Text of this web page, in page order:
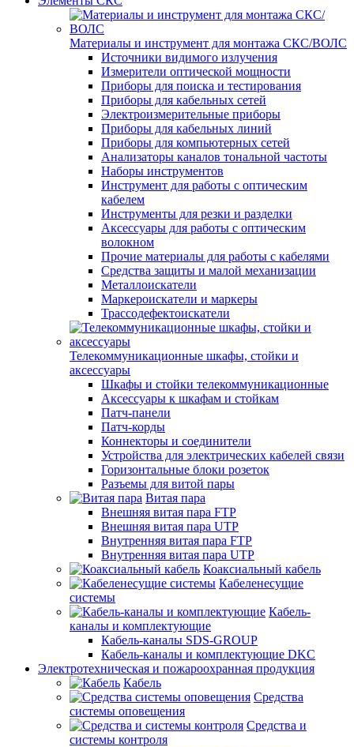
Материалы и инструмент для монтажа СКС/ВОЛС
Источники видимого излучения
Измерители оптической мощности
Приборы для поиска и тестирования
Приборы для кабельных сетей
Электроизмерительные приборы
Приборы для кабельных линий
Приборы для компьютерных сетей
Анализаторы каналов тональной частоты
Наборы инструментов
Инструмент для работы с оптическим
кабелем
Инструменты для резки и разделки
Аксессуары для работы с оптическим
волокном
Прочие материалы для работы с кабелями
Средства защиты и малой механизации
Металлоискатели
Маркероискатели и маркеры
Трассодефектоискатели
Телекоммуникационные шкафы, стойки и
аксессуары
Шкафы и стойки телекоммуникационные
Аксессуары к шкафам и стойкам
Патч-панели
Патч-корды
Коннекторы и соединители
Устройства для электрических кабелей связи
Горизонтальные блоки розеток
Разъемы для витой пары
Витая пара
Внешняя витая пара FTP
Внешняя витая пара UTP
Внутренняя витая пара FTP
Внутренняя витая пара UTP
Коаксиальный кабель
Кабеленесущие
системы
Кабель-
каналы и комплектующие
Кабель-каналы SDS-GROUP
Кабель-каналы и комплектующие DKC
Электротехническая и пожароохранная продукция
Кабель
Средства
системы оповещения
Средства и
системы контроля